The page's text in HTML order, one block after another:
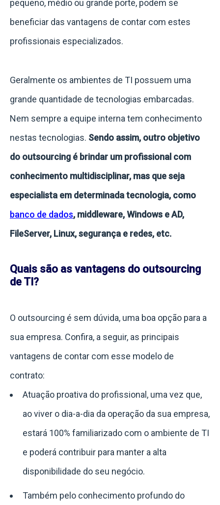
pequeno, médio ou grande porte, podem se
beneficiar das vantagens de contar com estes
profissionais especializados.
Geralmente os ambientes de TI possuem uma
grande quantidade de tecnologias embarcadas.
Nem sempre a equipe interna tem conhecimento
nestas tecnologias. Sendo assim, outro objetivo
do outsourcing é brindar um profissional com
conhecimento multidisciplinar, mas que seja
especialista em determinada tecnologia, como
banco de dados, middleware, Windows e AD,
FileServer, Linux, segurança e redes, etc.
Quais são as vantagens do outsourcing
de TI?
O outsourcing é sem dúvida, uma boa opção para a
sua empresa. Confira, a seguir, as principais
vantagens de contar com esse modelo de
contrato:
Atuação proativa do profissional, uma vez que,
ao viver o dia-a-dia da operação da sua empresa,
estará 100% familiarizado com o ambiente de TI
e poderá contribuir para manter a alta
disponibilidade do seu negócio.
Também pelo conhecimento profundo do